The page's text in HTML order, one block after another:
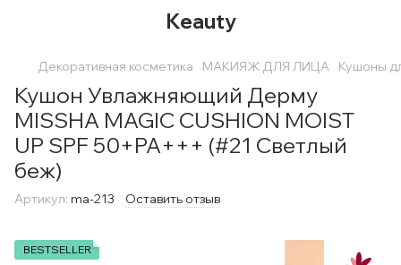
Keauty
Декоративная косметика МАКИЯЖ ДЛЯ ЛИЦА Кушоны
Кушон Увлажняющий Дерму
MISSHA MAGIC CUSHION MOIST
UP SPF 50+PA+++ (#21 Светлый
беж)
Артикул: ma-213 Оставить отзыв
BESTSELLER